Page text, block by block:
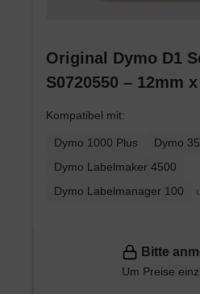
Original Dymo D1
S0720550 – 12mm
Kompatibel mit:
Dymo 1000 Plus Dymo
Dymo Labelmaker 4500
Dymo Labelmanager 100
Bitte
Um Preise